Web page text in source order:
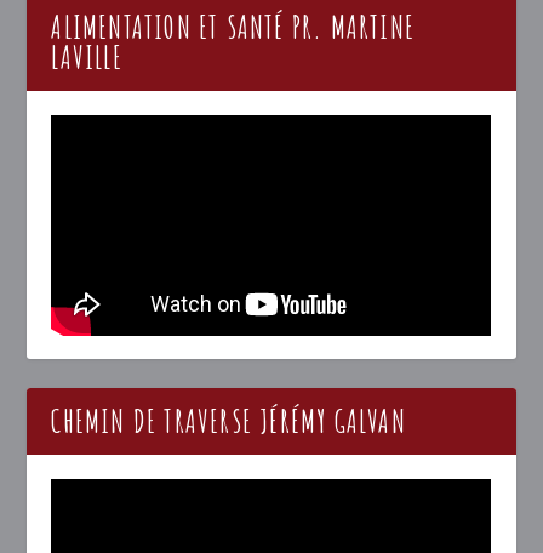
ALIMENTATION ET SANTÉ PR. MARTINE
LAVILLE
CHEMIN DE TRAVERSE JÉRÉMY GALVAN